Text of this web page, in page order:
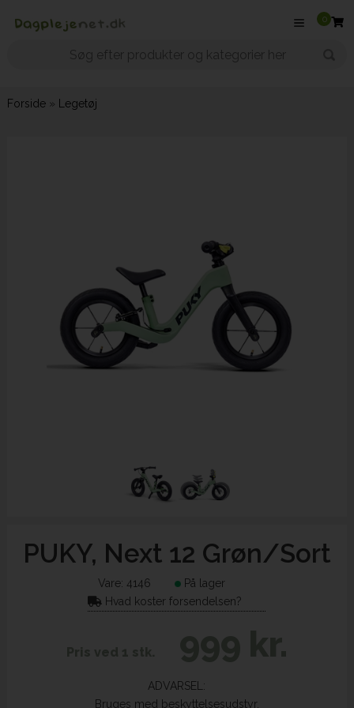
0
Forside» Legetøj
PUKY, Next 12 Grøn/Sort
Vare: 4146
På lager
Hvad koster forsendelsen?
ADVARSEL:
Bruges med beskyttelsesudstyr.